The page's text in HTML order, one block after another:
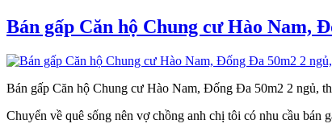
Bán gấp Căn hộ Chung cư Hào Nam,
Bán gấp Căn hộ Chung cư Hào Nam, Đống Đa 50m2 2 ngủ,
Chuyển về quê sống nên vợ chồng anh chị tôi có nhu cầu